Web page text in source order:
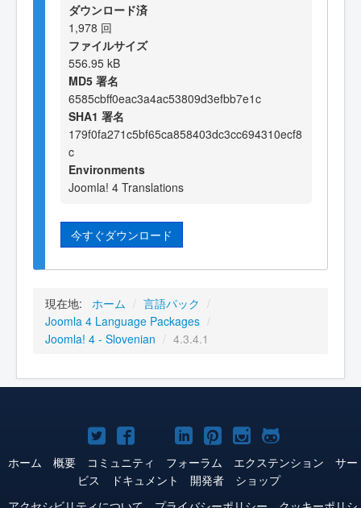
ダウンロード済
1,978 回
ファイルサイズ
556.95 kB
MD5 署名
6585cbff0eac3a4ac53809d3efbb7e1c
SHA1 署名
179f0fa271c5bf65ca858403dc3cc694310ecf8
c
Environments
Joomla! 4 Translations
今すぐダウンロード
現在地: ホーム / 言語パック /
Joomla 4 Language Packages /
Joomla! 4 - Slovenian / 4.3.4.1
Joomla!
Twitter
Joomla!
Facebook
Joomla!
YouTube
Joomla!
LinkedIn
Joomla!
Pinterest
Joomla!
Instagram
Joomla!
GitHub
ホーム 概要 コミュニティ フォーラム エクステンション
サー
ビス
ドキュメント 開発者
ショップ